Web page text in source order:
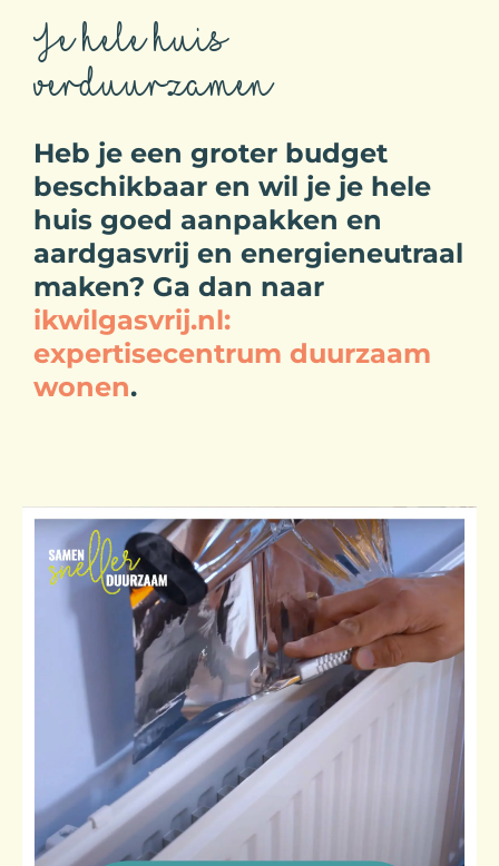
Je hele huis
verduurzamen
Heb je een groter budget
beschikbaar en wil je je hele
huis goed aanpakken en
aardgasvrij en energieneutraal
maken? Ga dan naar
ikwilgasvrij.nl:
expertisecentrum duurzaam
wonen.